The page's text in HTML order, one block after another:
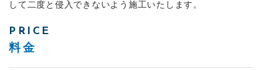
して二度と侵入できないよう施工いたします。
PRICE
料金